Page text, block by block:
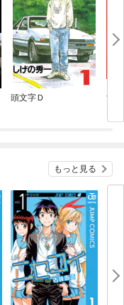
頭文字Ｄ 女
もっと見る